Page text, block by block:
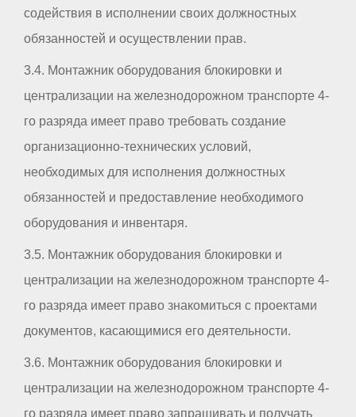
содействия в исполнении своих должностных
обязанностей и осуществлении прав.
3.4. Монтажник оборудования блокировки и
централизации на железнодорожном транспорте 4-
го разряда имеет право требовать создание
организационно-технических условий,
необходимых для исполнения должностных
обязанностей и предоставление необходимого
оборудования и инвентаря.
3.5. Монтажник оборудования блокировки и
централизации на железнодорожном транспорте 4-
го разряда имеет право знакомиться с проектами
документов, касающимися его деятельности.
3.6. Монтажник оборудования блокировки и
централизации на железнодорожном транспорте 4-
го разряда имеет право запрашивать и получать